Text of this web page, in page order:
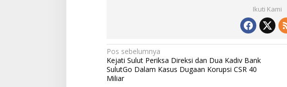
Ikuti Kami
N
a
v
Pos sebelumnya
Kejati Sulut Periksa Direksi dan Dua Kadiv Bank
SulutGo Dalam Kasus Dugaan Korupsi CSR 40
Miliar